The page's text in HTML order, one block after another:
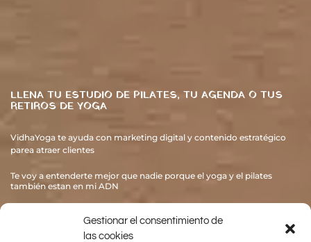
Gestionar el consentimiento de
las cookies
LLENA TU ESTUDIO DE PILATES, TU AGENDA O TUS
RETIROS DE YOGA
VidhaYoga te ayuda con marketing digital y contenido estratégico
parea atraer clientes
Te voy a entenderte mejor que nadie porque el yoga y el pilates
también estan en mi ADN
empieza a crecer hoy